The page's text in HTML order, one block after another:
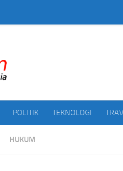
POLITIK TEKNOLOGI
HUKUM